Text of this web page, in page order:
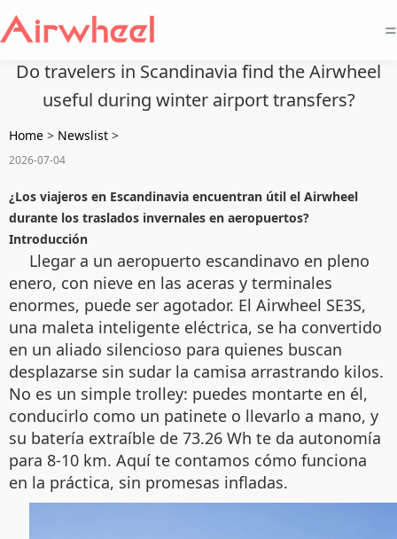
=
Do travelers in Scandinavia find the Airwheel
useful during winter airport transfers?
Home > Newslist >
2026-07-04
¿Los viajeros en Escandinavia encuentran útil el Airwheel
durante los traslados invernales en aeropuertos?
Introducción
Llegar a un aeropuerto escandinavo en pleno
enero, con nieve en las aceras y terminales
enormes, puede ser agotador. El Airwheel SE3S,
una maleta inteligente eléctrica, se ha convertido
en un aliado silencioso para quienes buscan
desplazarse sin sudar la camisa arrastrando kilos.
No es un simple trolley: puedes montarte en él,
conducirlo como un patinete o llevarlo a mano, y
su batería extraíble de 73.26 Wh te da autonomía
para 8-10 km. Aquí te contamos cómo funciona
en la práctica, sin promesas infladas.